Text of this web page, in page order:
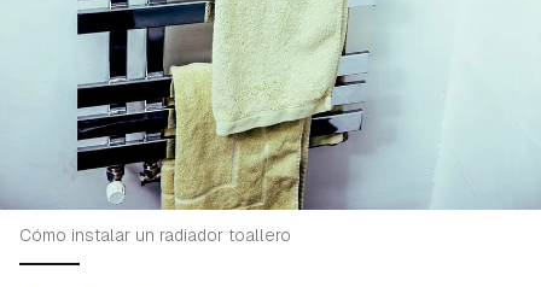
Cómo instalar un radiador toallero